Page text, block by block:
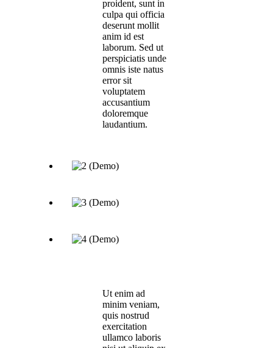
proident, sunt in
culpa qui officia
deserunt mollit
anim id est
laborum. Sed ut
perspiciatis unde
omnis iste natus
error sit
voluptatem
accusantium
doloremque
laudantium.
Ut enim ad
minim veniam,
quis nostrud
exercitation
ullamco laboris